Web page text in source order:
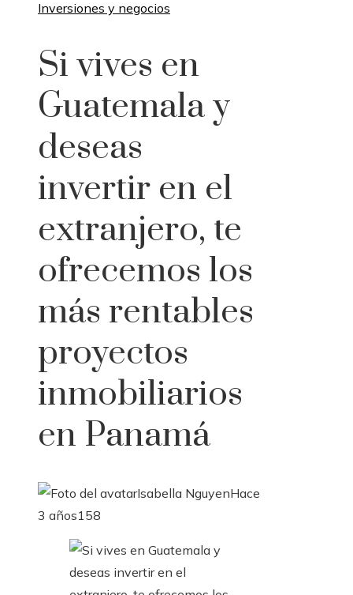
Inversiones y negocios
Si vives en
Guatemala y
deseas
invertir en el
extranjero, te
ofrecemos los
más rentables
proyectos
inmobiliarios
en Panamá
Isabella NguyenHace
3 años158